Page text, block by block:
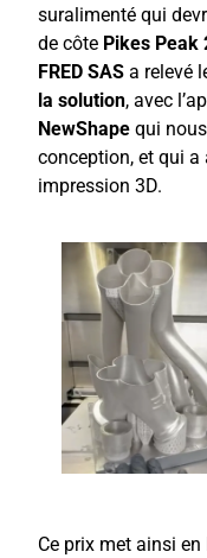
suralimenté qui
de côte Pikes Peak
FRED SAS a relevé
la solution, avec
NewShape qui
conception, et qui
impression 3D.
Ce prix met ainsi en